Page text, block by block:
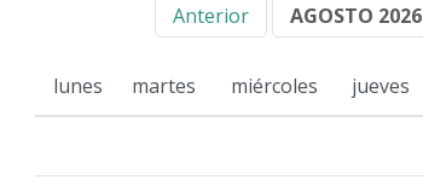
Anterior AGOSTO 2026
lunes martes miércoles jueves